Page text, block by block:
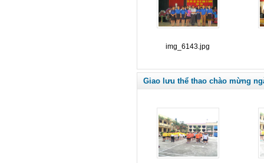
img_6143.jpg
Giao lưu thể thao chào mừng